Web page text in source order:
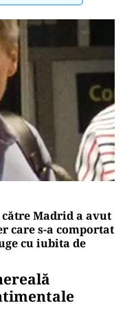
Madrid a avut
care s-a comportat
cu iubita de